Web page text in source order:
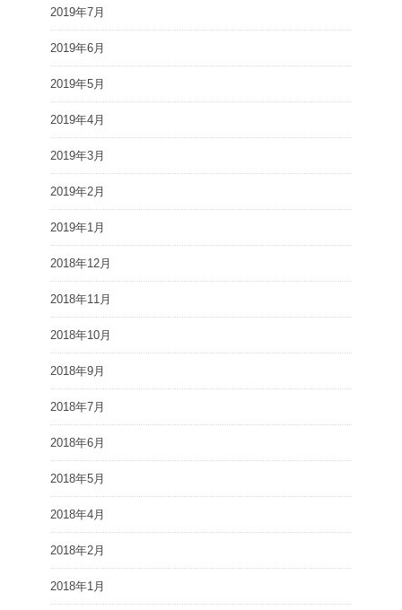
2019年7月
2019年6月
2019年5月
2019年4月
2019年3月
2019年2月
2019年1月
2018年12月
2018年11月
2018年10月
2018年9月
2018年7月
2018年6月
2018年5月
2018年4月
2018年2月
2018年1月